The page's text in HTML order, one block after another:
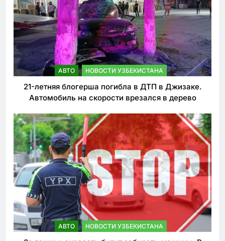
АВТО НОВОСТИ УЗБЕКИСТАНА
21-летняя блогерша погибла в ДТП в Джизаке.
Автомобиль на скорости врезался в дерево
АВТО НОВОСТИ УЗБЕКИСТАНА